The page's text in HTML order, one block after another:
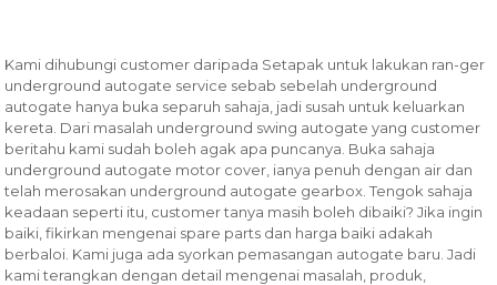
Kami dihubungi customer daripada Setapak untuk lakukan ran-ger
underground autogate service sebab sebelah underground
autogate hanya buka separuh sahaja, jadi susah untuk keluarkan
kereta. Dari masalah underground swing autogate yang customer
beritahu kami sudah boleh agak apa puncanya. Buka sahaja
underground autogate motor cover, ianya penuh dengan air dan
telah merosakan underground autogate gearbox. Tengok sahaja
keadaan seperti itu, customer tanya masih boleh dibaiki? Jika ingin
baiki, fikirkan mengenai spare parts dan harga baiki adakah
berbaloi. Kami juga ada syorkan pemasangan autogate baru. Jadi
kami terangkan dengan detail mengenai masalah, produk,